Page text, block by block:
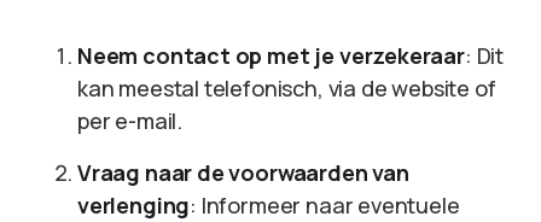
Neem contact op met je verzekeraar: Dit
kan meestal telefonisch, via de website of
per e-mail.
Vraag naar de voorwaarden van
verlenging: Informeer naar eventuele